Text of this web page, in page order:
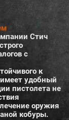
Стич
с
к
удобный
пистолета не
оружия
кобуры.